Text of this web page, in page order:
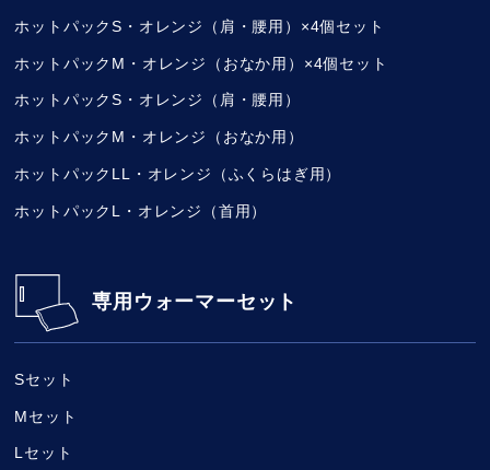
ホットパックS・オレンジ（肩・腰用）×4個セット
ホットパックM・オレンジ（おなか用）×4個セット
ホットパックS・オレンジ（肩・腰用）
ホットパックM・オレンジ（おなか用）
ホットパックLL・オレンジ（ふくらはぎ用）
ホットパックL・オレンジ（首用）
専用ウォーマーセット
Sセット
Mセット
Lセット